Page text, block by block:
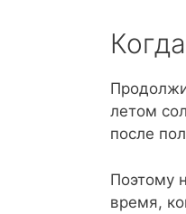
летом
после
Поэтому
время,